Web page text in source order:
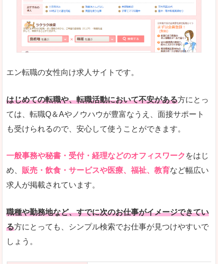
悪いところ
事務などのオフィスワークを探している方にとっ
専門性が強い部分があるので、逆に一般的なお仕
詳しい説明
とにかく、女性ならではの職種の専門性が高いの
また、アパレル・コスメ、エステ・ネイル・美容
人気度
専門性が高いので、これらのお仕事に転職を考
リクルートグループなので、大手という安心感も
使いやすさ
検索がしやすく、求人詳細にも画像やイラストな
エン転職の女性向け求人サイトです。
はじめての転職や、転職活動において不安がある方にとっ
ては、転職Q＆Aやノウハウが豊富なうえ、面接サポート
も受けられるので、安心して使うことができます。
一般事務や秘書・受付・経理などのオフィスワーク をはじ
め、 販売・飲食・サービスや医療、福祉、教育など幅広い
求人が掲載されています。
職種や勤務地など、すでに次のお仕事がイメージできてい
る方にとっても、シンプル検索でお仕事が見つけやすいで
しょう。